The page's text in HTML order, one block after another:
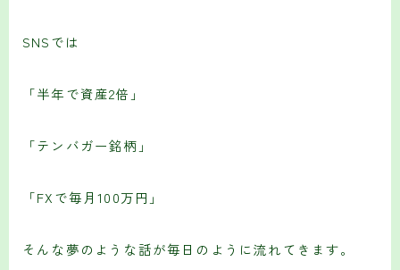
SNSでは
「半年で資産2倍」
「テンバガー銘柄」
「FXで毎月100万円」
そんな夢のような話が毎日のように流れてきます。